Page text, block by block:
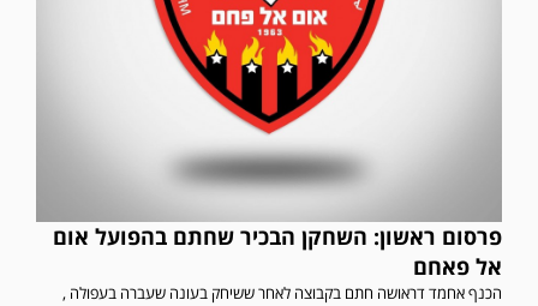
פרסום ראשון: השחקן הבכיר שחתם בהפועל אום
אל פאחם
הכנף אחמד דראושה חתם בקבוצה לאחר ששיחק בעונה שעברה בעפולה ,